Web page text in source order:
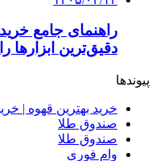
عاشقانه، دارک
راهنمای جامع
دقیق‌ترین ابزارها را